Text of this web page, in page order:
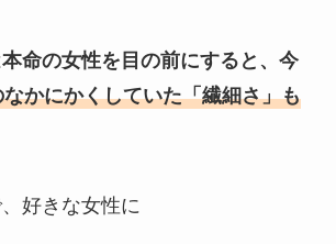
本命の女性を目の前にすると、今
かにかくしていた「繊細さ」も
好きな女性に